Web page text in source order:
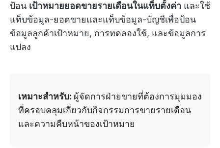
ป้อน เป้าหมายยอดขายรายเดือนในแท็บตั้งค่า และใช้
แท็บข้อมูล-ยอดขายและแท็บข้อมูล-บัญชีเพื่อป้อน
ข้อมูลลูกค้าเป้าหมาย, การทดลองใช้, และข้อมูลการ
แปลง
เหมาะสำหรับ: ผู้จัดการฝ่ายขายที่ต้องการมุมมอง
ที่ครอบคลุมเกี่ยวกับกิจกรรมการขายรายเดือน
และความคืบหน้าของเป้าหมาย